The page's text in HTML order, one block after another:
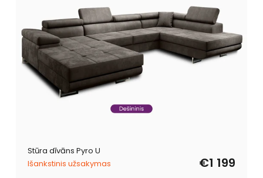
Stūra dīvāns Pyro U
Išankstinis užsakymas
€1 199